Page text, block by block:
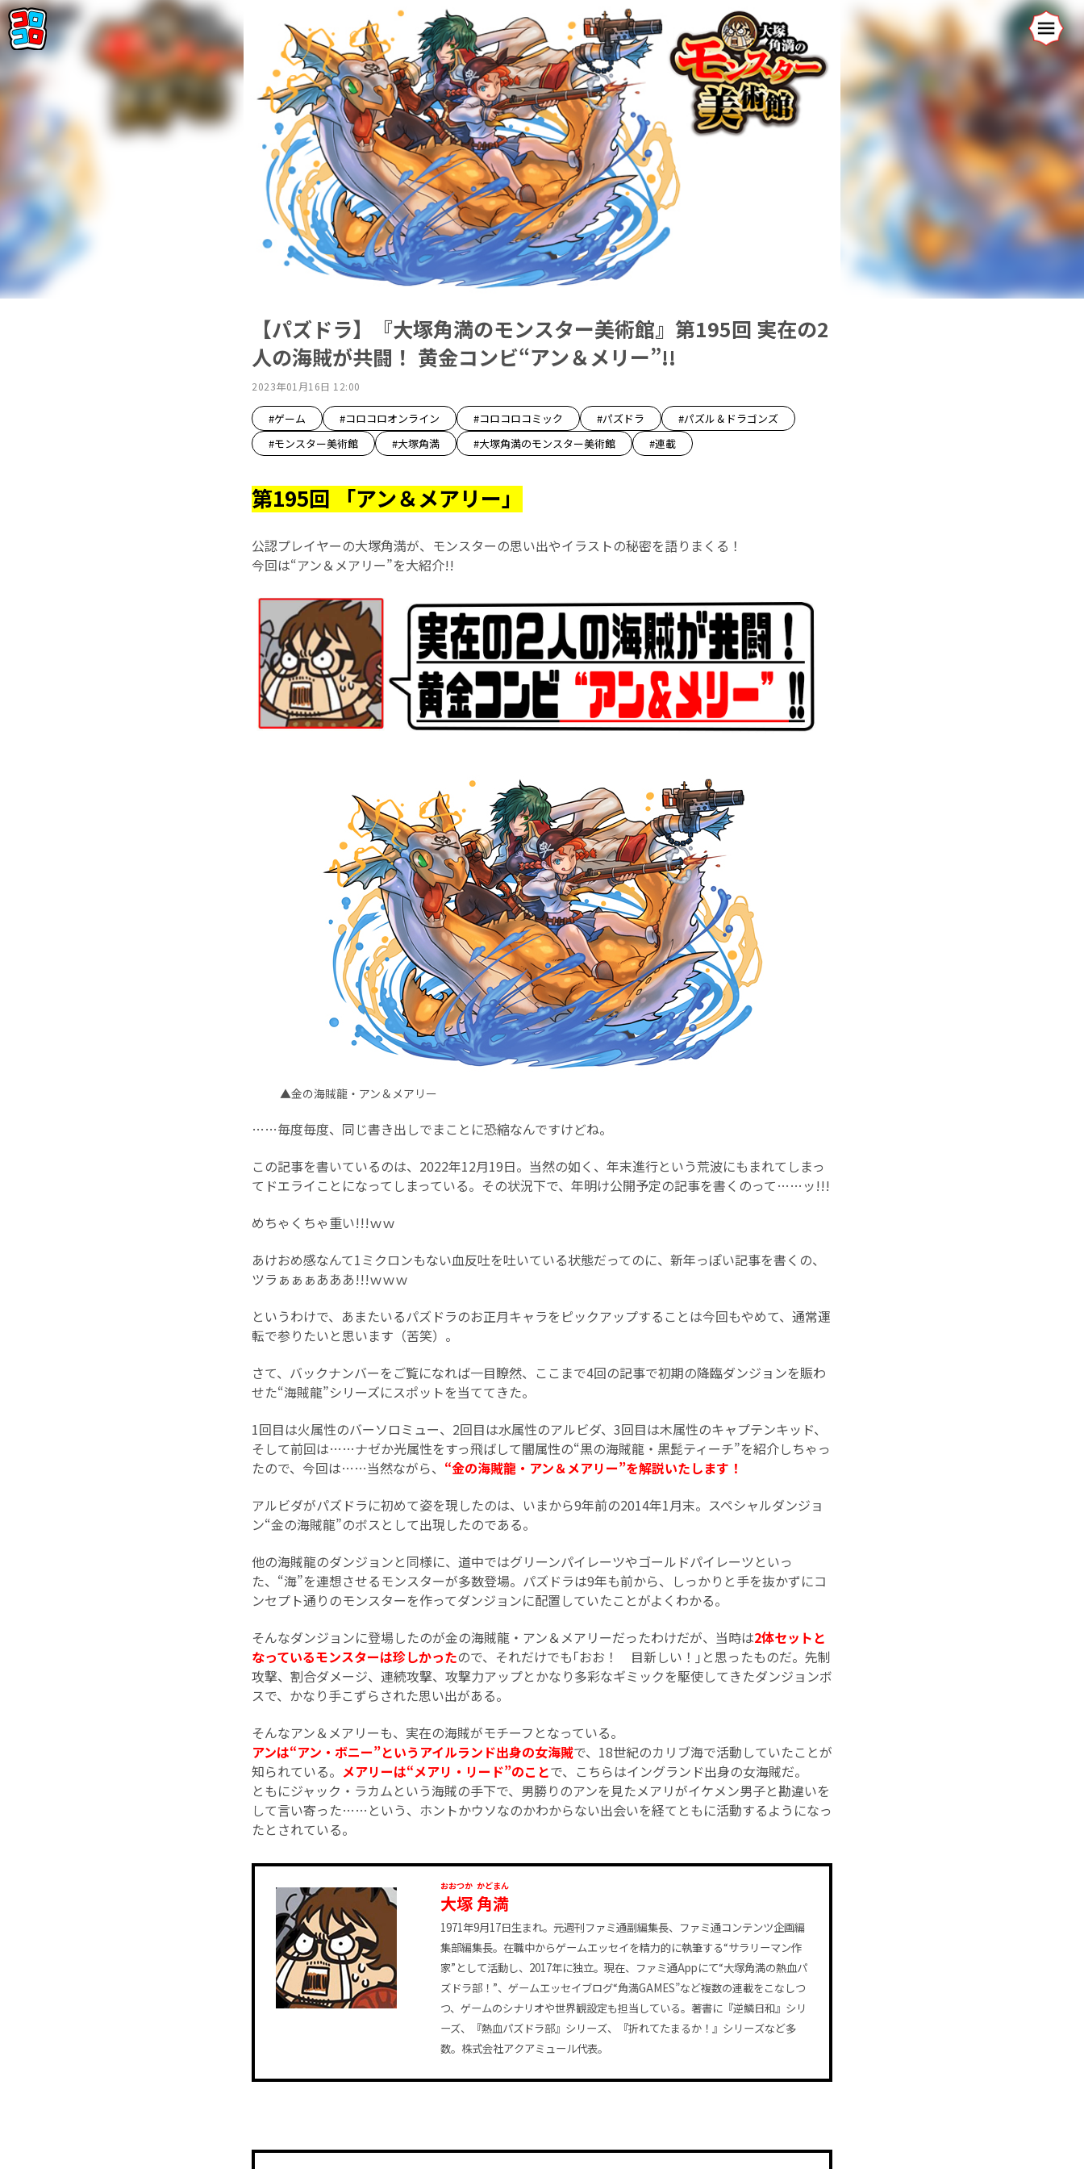
【パズドラ】『大塚角満のモンスター美術館』第195回 実在の2
人の海賊が共闘！ 黄金コンビ“アン＆メリー”!!
2023年01月16日 12:00
#ゲーム #コロコロオンライン #コロコロコミック #パズドラ
#パズル＆ドラゴンズ
#モンスター美術館
#大塚角満 #大塚角満のモンスター美術館 #連載
第195回 「アン＆メアリー」
公認プレイヤーの大塚角満が、モンスターの思い出やイラストの秘密を語りまくる！
今回は“アン＆メアリー”を大紹介!!
▲金の海賊龍・アン＆メアリー
……毎度毎度、同じ書き出しでまことに恐縮なんですけどね。
この記事を書いているのは、2022年12月19日。当然の如く、年末進行という荒波にもまれてしまっ
てドエライことになってしまっている。その状況下で、年明け公開予定の記事を書くのって……ッ!!!
めちゃくちゃ重い!!!ｗｗ
あけおめ感なんて1ミクロンもない血反吐を吐いている状態だってのに、新年っぽい記事を書くの、
ツラぁぁぁあああ!!!ｗｗｗ
というわけで、あまたいるパズドラのお正月キャラをピックアップすることは今回もやめて、通常運
転で参りたいと思います（苦笑）。
さて、バックナンバーをご覧になれば一目瞭然、ここまで4回の記事で初期の降臨ダンジョンを賑わ
せた“海賊龍”シリーズにスポットを当ててきた。
1回目は火属性のバーソロミュー、2回目は水属性のアルビダ、3回目は木属性のキャプテンキッド、
そして前回は……ナゼか光属性をすっ飛ばして闇属性の“黒の海賊龍・黒髭ティーチ”を紹介しちゃっ
たので、今回は……当然ながら、 “金の海賊龍・アン＆メアリー”を解説いたします！
アルビダがパズドラに初めて姿を現したのは、いまから9年前の2014年1月末。スペシャルダンジョ
ン“金の海賊龍”のボスとして出現したのである。
他の海賊龍のダンジョンと同様に、道中ではグリーンパイレーツやゴールドパイレーツといっ
た、“海”を連想させるモンスターが多数登場。パズドラは9年も前から、しっかりと手を抜かずにコ
ンセプト通りのモンスターを作ってダンジョンに配置していたことがよくわかる。
そんなダンジョンに登場したのが金の海賊龍・アン＆メアリーだったわけだが、当時は2体セットと
なっているモンスターは珍しかったので、それだけでも｢おお！ 目新しい！｣と思ったものだ。先制
攻撃、割合ダメージ、連続攻撃、攻撃力アップとかなり多彩なギミックを駆使してきたダンジョンボ
スで、かなり手こずらされた思い出がある。
そんなアン＆メアリーも、実在の海賊がモチーフとなっている。
アンは“アン・ボニー”というアイルランド出身の女海賊で、18世紀のカリブ海で活動していたことが
知られている。 メアリーは“メアリ・リード”のことで、こちらはイングランド出身の女海賊だ。
ともにジャック・ラカムという海賊の手下で、男勝りのアンを見たメアリがイケメン男子と勘違いを
して言い寄った……という、ホントかウソなのかわからない出会いを経てともに活動するようになっ
たとされている。
大塚
おおつか
角満
かどまん
1971年9月17日生まれ。元週刊ファミ通副編集長、ファミ通コンテンツ企画編
集部編集長。在職中からゲームエッセイを精力的に執筆する“サラリーマン作
家”として活動し、2017年に独立。現在、ファミ通Appにて“大塚角満の熱血パ
ズドラ部！”、ゲームエッセイブログ“角満GAMES”など複数の連載をこなしつ
つ、ゲームのシナリオや世界観設定も担当している。著書に『逆鱗日和』シリ
ーズ、『熱血パズドラ部』シリーズ、『折れてたまるか！』シリーズなど多
数。株式会社アクアミュール代表。